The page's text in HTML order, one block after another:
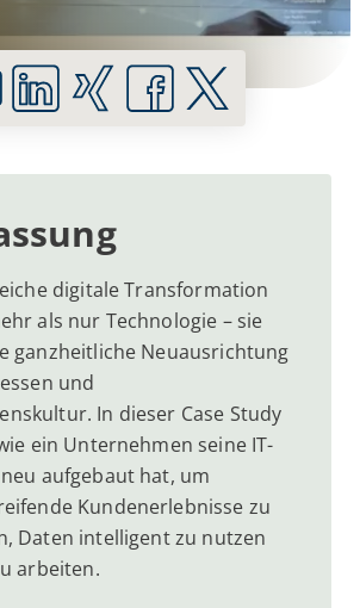
digitale Transformation
als nur Technologie – sie
ganzheitliche Neuausrichtung
und
In dieser Case Study
ein Unternehmen seine IT-
aufgebaut hat, um
Kundenerlebnisse zu
Daten intelligent zu nutzen
arbeiten.